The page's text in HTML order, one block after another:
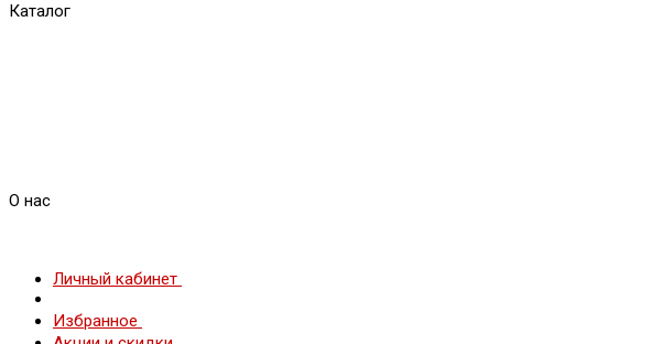
Каталог
О нас
Личный кабинет
Избранное